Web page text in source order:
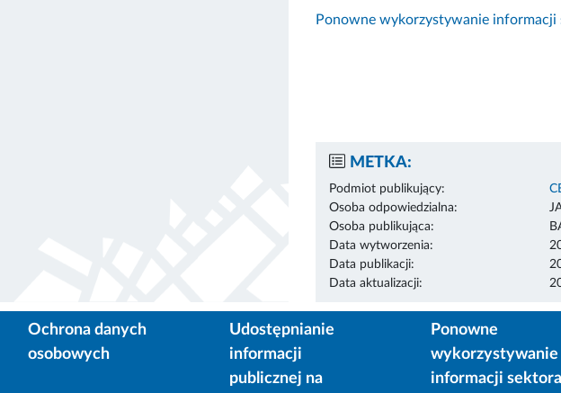
Ponowne wykorzystywanie informacji
METKA:
Podmiot publikujący:
Osoba odpowiedzialna:
Osoba publikująca:
Data wytworzenia:
Data publikacji:
Data aktualizacji:
Ochrona danych
osobowych
Udostępnianie
informacji
publicznej na
Ponowne
wykorzystywanie
informacji sektora